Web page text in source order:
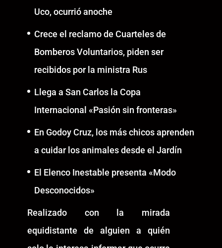
Uco, ocurrió anoche
Crece el reclamo de Cuarteles de
Bomberos Voluntarios, piden ser
recibidos por la ministra Rus
Llega a San Carlos la Copa
Internacional «Pasión sin fronteras»
En Godoy Cruz, los más chicos aprenden
a cuidar los animales desde el Jardín
El Elenco Inestable presenta «Modo
Desconocidos»
Realizado con la mirada
equidistante de alguien a quién